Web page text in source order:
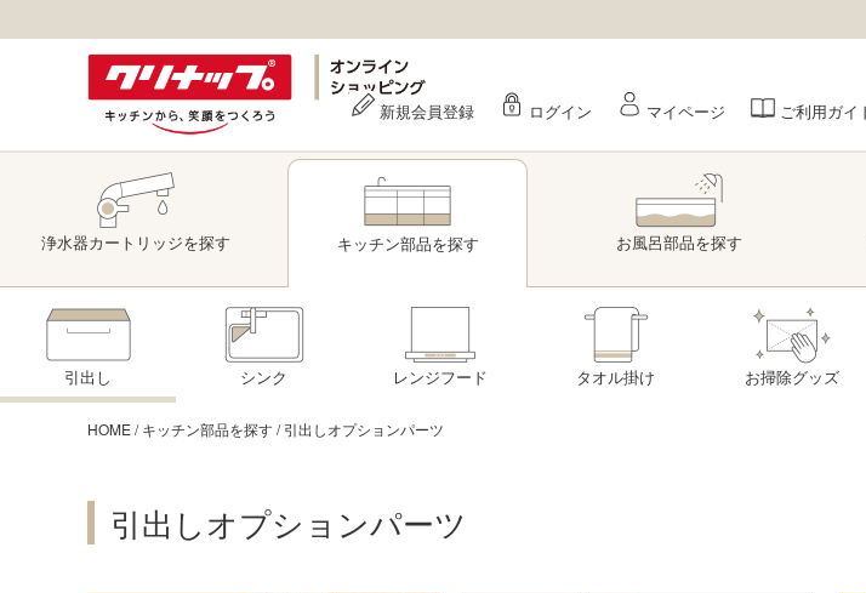
新規会員登録 ログイン マイページ ご利用ガイ
浄水器カートリッジを探す キッチン部品を探す お風呂部品を探す
引出し シンク レンジフード タオル掛け お掃除グッズ
HOME/キッチン部品を探す/引出しオプションパーツ
引出しオプションパーツ